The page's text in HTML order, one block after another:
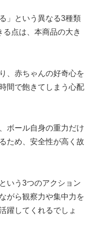
」という異なる3種類
点は、本商品の大き
、赤ちゃんの好奇心を
間で飽きてしまう心配
ボール自身の重力だけ
ため、安全性が高く故
いう3つのアクション
がら観察力や集中力を
躍してくれるでしょ